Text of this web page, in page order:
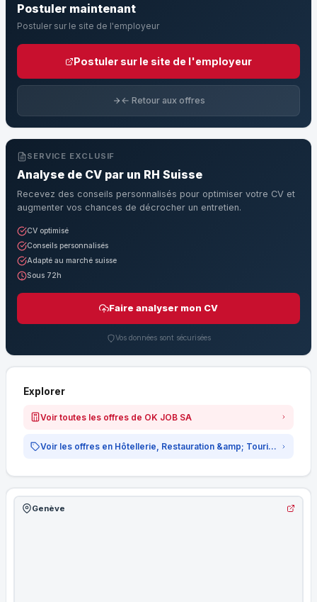
Postuler maintenant
Postuler sur le site de l'employeur
Postuler sur le site de l'employeur
← Retour aux offres
SERVICE EXCLUSIF
Analyse de CV par un RH Suisse
Recevez des conseils personnalisés pour optimiser votre CV et
augmenter vos chances de décrocher un entretien.
CV optimisé
Conseils personnalisés
Adapté au marché suisse
Sous 72h
Faire analyser mon CV
Vos données sont sécurisées
Explorer
Voir toutes les offres de OK JOB SA
Voir les offres en Hôtellerie, Restauration &amp; Tourisme
Genève